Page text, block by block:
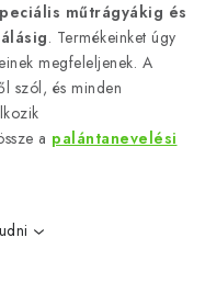
műtrágyákig és
. Termékeinket úgy
megfeleljenek. A
szól, és minden
a palántanevelési